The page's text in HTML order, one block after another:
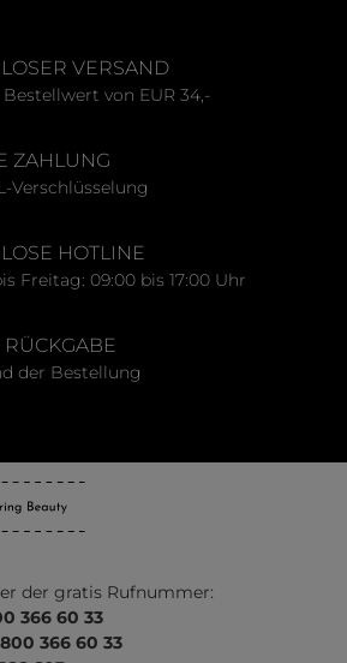
VERSAND
von EUR 34,-
ZAHLUNG
Verschlüsselung
HOTLINE
Freitag: 09:00 bis 17:00 Uhr
RÜCKGABE
der Bestellung
der gratis Rufnummer:
366 60 33
366 60 33